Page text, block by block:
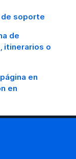
de soporte
de
itinerarios o
en
en